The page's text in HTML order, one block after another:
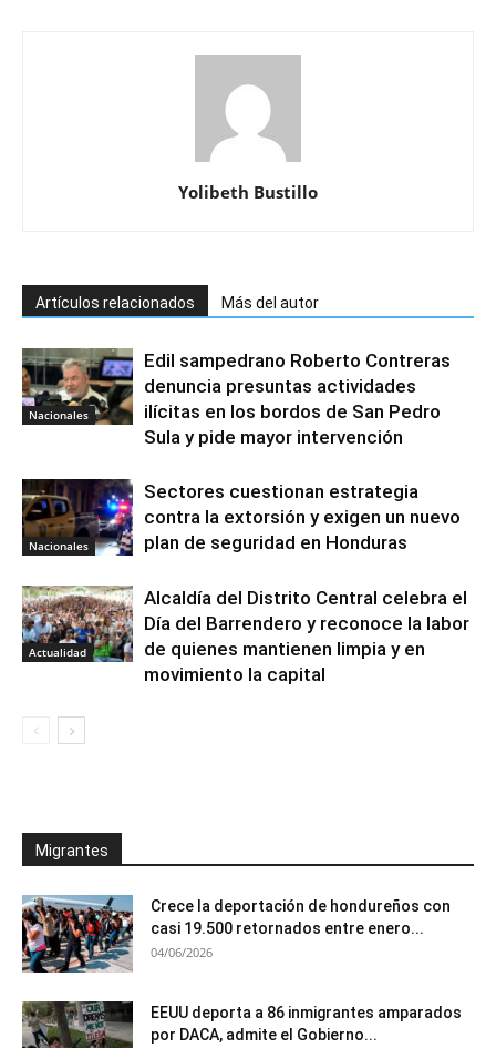
Yolibeth Bustillo
Artículos relacionados Más del autor
Nacionales
Edil sampedrano Roberto Contreras
denuncia presuntas actividades
ilícitas en los bordos de San Pedro
Sula y pide mayor intervención
Nacionales
Sectores cuestionan estrategia
contra la extorsión y exigen un nuevo
plan de seguridad en Honduras
Actualidad
Alcaldía del Distrito Central celebra el
Día del Barrendero y reconoce la labor
de quienes mantienen limpia y en
movimiento la capital
Migrantes
Crece la deportación de hondureños con
casi 19.500 retornados entre enero...
04/06/2026
EEUU deporta a 86 inmigrantes amparados
por DACA, admite el Gobierno...